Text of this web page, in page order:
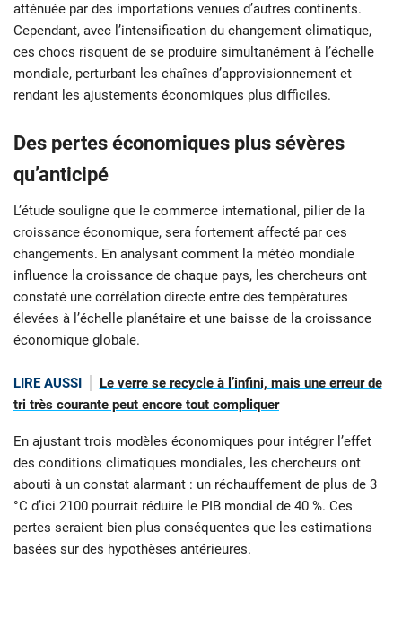
atténuée par des importations venues d’autres continents.
Cependant, avec l’intensification du changement climatique,
ces chocs risquent de se produire simultanément à l’échelle
mondiale, perturbant les chaînes d’approvisionnement et
rendant les ajustements économiques plus difficiles.
Des pertes économiques plus sévères
qu’anticipé
L’étude souligne que le commerce international, pilier de la
croissance économique, sera fortement affecté par ces
changements. En analysant comment la météo mondiale
influence la croissance de chaque pays, les chercheurs ont
constaté une corrélation directe entre des températures
élevées à l’échelle planétaire et une baisse de la croissance
économique globale.
LIRE AUSSI
Le verre se recycle à l’infini, mais une erreur de
tri très courante peut encore tout compliquer
En ajustant trois modèles économiques pour intégrer l’effet
des conditions climatiques mondiales, les chercheurs ont
abouti à un constat alarmant : un réchauffement de plus de 3
°C d’ici 2100 pourrait réduire le PIB mondial de 40 %. Ces
pertes seraient bien plus conséquentes que les estimations
basées sur des hypothèses antérieures.